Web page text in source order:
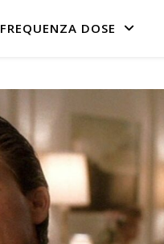
FREQUENZA DOSE